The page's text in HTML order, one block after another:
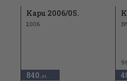
Kapu 2006/05.
2006
840 ,-Ft